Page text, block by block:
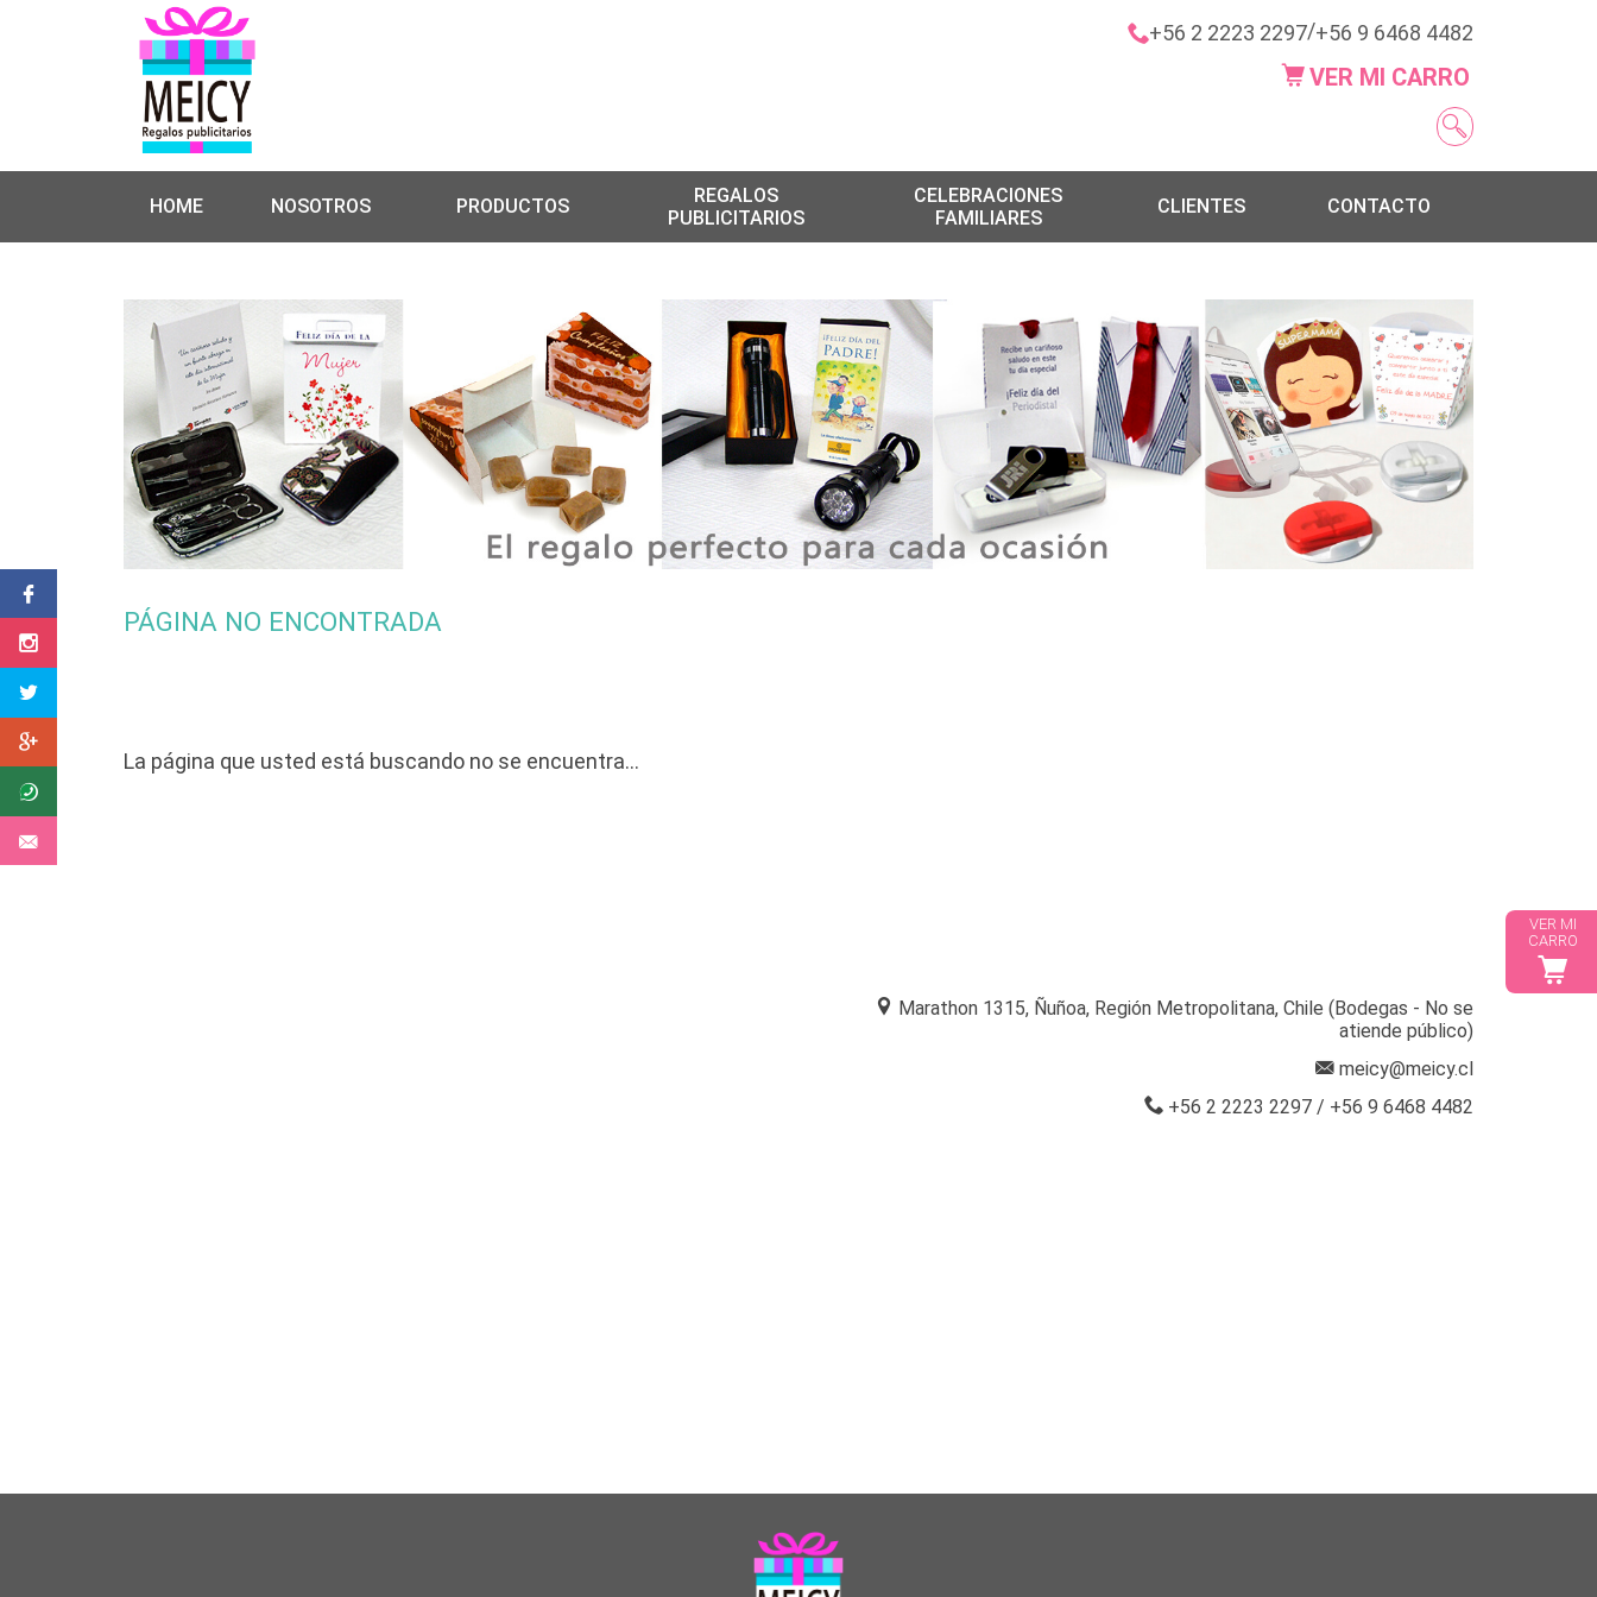
+56 2 2223 2297/+56 9 6468 4482
VER MI CARRO
HOME NOSOTROS PRODUCTOS
REGALOS
PUBLICITARIOS
CELEBRACIONES
FAMILIARES
CLIENTES CONTACTO
VER MI
CARRO
PÁGINA NO ENCONTRADA
La página que usted está buscando no se encuentra...
Marathon 1315, Ñuñoa, Región Metropolitana, Chile (Bodegas - No se
atiende público)
meicy@meicy.cl
+56 2 2223 2297 / +56 9 6468 4482